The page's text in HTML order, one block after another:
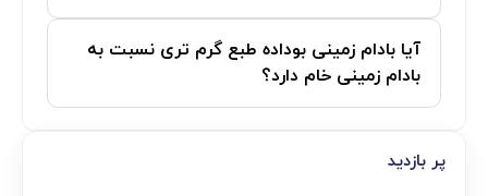
آیا بادام زمینی بوداده طبع گرم ‌تری نسبت به
بادام زمینی خام دارد؟
پر بازدید